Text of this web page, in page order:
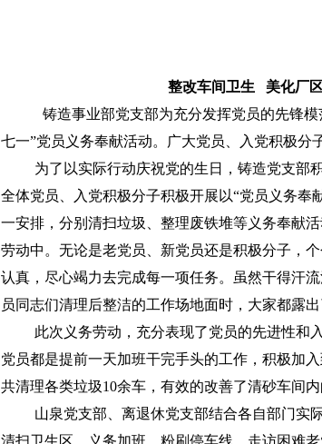
整改车间卫生
美化厂
铸造事业部党支部为充分发挥党员的先锋模
七一”党员义务奉献活动。广大党员、入党积极分
为了以实际行动庆祝党的生日，铸造党支部
全体党员、入党积极分子积极开展以“党员义务奉
一安排，分别清扫垃圾、整理废铁堆等义务奉献
劳动中。无论是老党员、新党员还是积极分子，
认真，尽心竭力去完成每一项任务。虽然干得汗
员同志们清理后整洁的工作场地面时，大家都露出
此次义务劳动，充分表现了党员的先进性和
党员都是提前一天加班干完手头的工作，积极加入
共清理各类垃圾10余车，有效的改善了清砂车间
山泉党支部、离退休党支部结合各自部门实
清扫卫生区、义务加班、粉刷停车线、走访困难老